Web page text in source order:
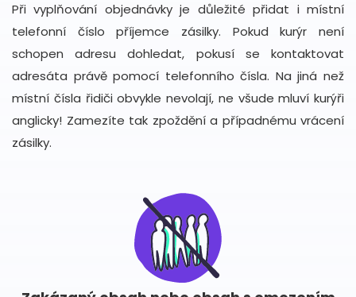
Při vyplňování objednávky je důležité přidat i místní
telefonní číslo příjemce zásilky. Pokud kurýr není
schopen adresu dohledat, pokusí se kontaktovat
adresáta právě pomocí telefonního čísla. Na jiná než
místní čísla řidiči obvykle nevolají, ne všude mluví kurýři
anglicky! Zamezíte tak zpoždění a případnému vrácení
zásilky.